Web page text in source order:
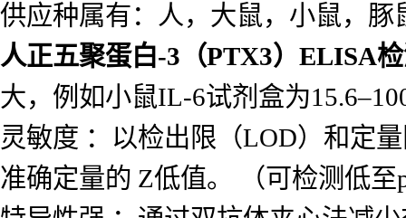
供应种属有：人，大鼠，小鼠，
人正五聚蛋白-3（PTX3）ELISA
大，例如小鼠IL-6试剂盒为
灵敏度 ：以检出限（LOD）和定
准确定量的 Z低值。 （可检测低